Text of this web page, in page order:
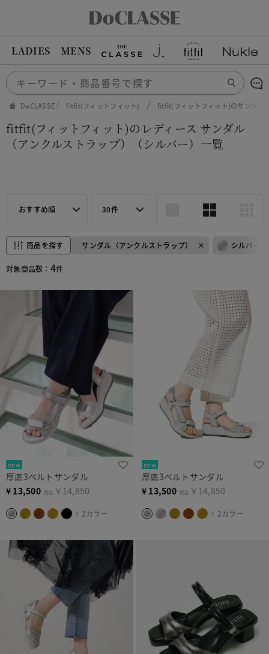
LADIES MENS
DoCLASSE fitfit(フィットフィット) fitfit(フィットフィット)のサンダル
fitfit(フィットフィット)のレディース サンダル
（アンクルストラップ）（シルバー）一覧
おすすめ順 30件
商品を探す サンダル（アンクルストラップ） シルバー
対象商品数： 4件
new
厚底3ベルトサンダル
¥ 13,500 税込 ￥14,850
+ 2カラー
new
厚底3ベルトサンダル
¥ 13,500 税込 ￥14,850
+ 2カラー